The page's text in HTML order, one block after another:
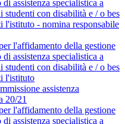
assistenza specialistica a
studenti con disabilità e / o bes
l'istituto - nomina responsabile
l'affidamento della gestione
assistenza specialistica a
studenti con disabilità e / o bes
l'istituto
assistenza
20/21
l'affidamento della gestione
assistenza specialistica a